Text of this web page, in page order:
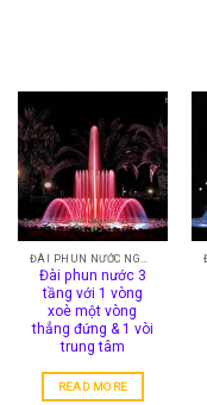
Đài phun nước 3
tầng với 1 vòng
xoè một vòng
thẳng đứng & 1 vòi
trung tâm
READ MORE